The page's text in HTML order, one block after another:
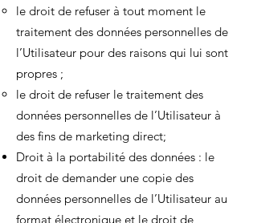
le droit de refuser à tout moment le
traitement des données personnelles de
l’Utilisateur pour des raisons qui lui sont
propres ;
le droit de refuser le traitement des
données personnelles de l’Utilisateur à
des fins de marketing direct;
Droit à la portabilité des données : le
droit de demander une copie des
données personnelles de l’Utilisateur au
format électronique et le droit de